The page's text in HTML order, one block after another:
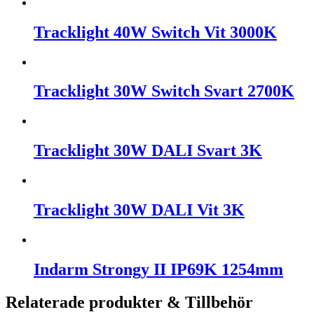
Tracklight 40W Switch Vit 3000K
Tracklight 30W Switch Svart 2700K
Tracklight 30W DALI Svart 3K
Tracklight 30W DALI Vit 3K
Indarm Strongy II IP69K 1254mm
Relaterade produkter & Tillbehör